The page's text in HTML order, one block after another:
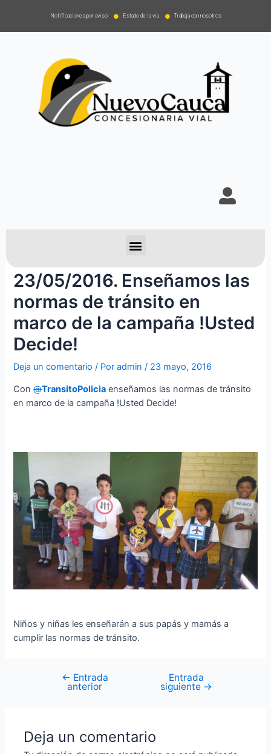
Notificaciones por aviso Estado de la via Trabaja con nosotros
23/05/2016. Enseñamos las
normas de tránsito en
marco de la campaña !Usted
Decide!
Deja un comentario / Poradmin / 23 mayo, 2016
Con@TransitoPolicia enseñamos las normas de tránsito
en marco de la campaña !Usted Decide!
Niños y niñas les enseñarán a sus papás y mamás a
cumplir las normas de tránsito.
← Entrada
anterior
Entrada
siguiente →
Deja un comentario